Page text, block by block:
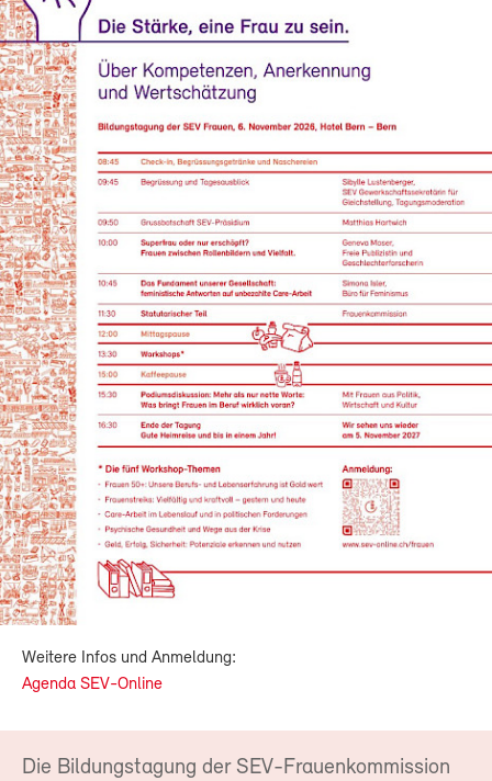
Weitere Infos und Anmeldung:
Agenda SEV-Online
Die Bildungstagung der SEV-Frauenkommission